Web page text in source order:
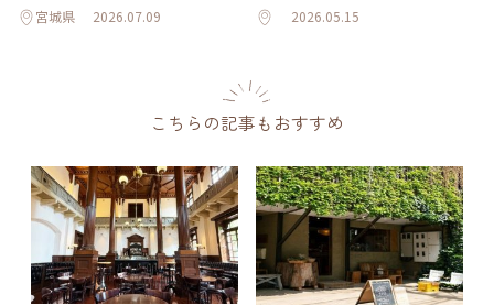
宮城県 2026.07.09 2026.05.15
こちらの記事もおすすめ